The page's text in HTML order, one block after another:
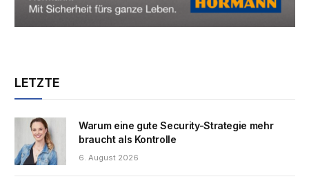
LETZTE
Warum eine gute Security-Strategie mehr
braucht als Kontrolle
6. August 2026